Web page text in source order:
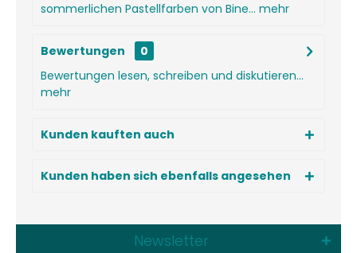
sommerlichen Pastellfarben von Bine... mehr
Bewertungen
0
Bewertungen lesen, schreiben und diskutieren...
mehr
Kunden kauften auch
Kunden haben sich ebenfalls angesehen
Newsletter